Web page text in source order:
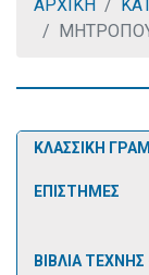
ΑΡΧΙΚΗ
ΚΛΑΣΣΙΚΗ
ΕΠΙΣΤΗΜΕΣ
ΒΙΒΛΙΑ